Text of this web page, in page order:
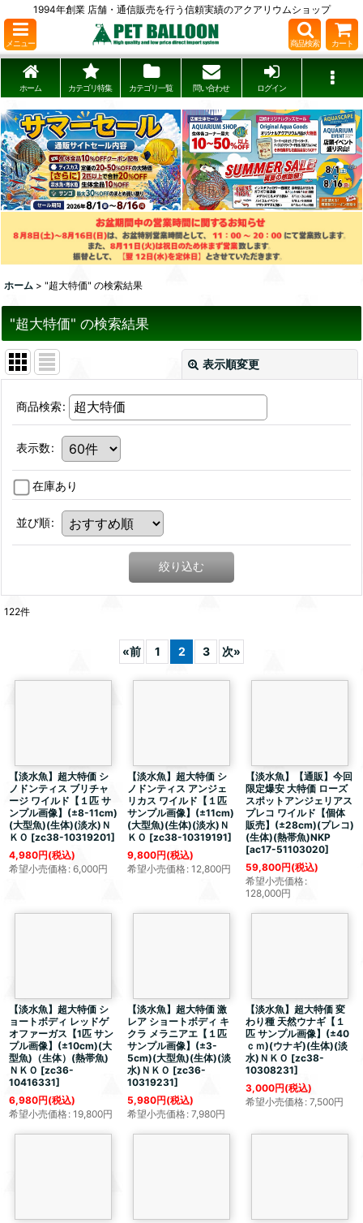
1994年創業 店舗・通信販売を行う信頼実績のアクアリウムショップ
メニュー 商品検索 カート
ホーム カテゴリ特集 カテゴリ一覧 問い合わせ ログイン
ホーム > "超大特価" の検索結果
"超大特価" の検索結果
表示順変更
商品検索:
表示数:
在庫あり
並び順:
絞り込む
122件
«前 1 2 3 次»
【淡水魚】 超大特価 シ
ノドンティス ブリチャ
ージ ワイルド【１匹 サ
ンプル画像】(±8-11cm)
(大型魚)(生体)(淡水)Ｎ
ＫＯ [zc38-10319201]
4,980円(税込)
希望小売価格: 6,000円
【淡水魚】 超大特価シ
ノドンティス アンジェ
リカス ワイルド【１匹
サンプル画像】(±11cm)
(大型魚)(生体)(淡水)Ｎ
ＫＯ [zc38-10319191]
9,800円(税込)
希望小売価格: 12,800円
【淡水魚】【通販】今回
限定爆安 大特価 ローズ
スポットアンジェリアス
プレコ ワイルド【個体
販売】(±28cm)(プレコ)
(生体)(熱帯魚)NKP
[ac17-51103020]
59,800円(税込)
希望小売価格:
128,000円
【淡水魚】 超大特価 シ
ョートボディ レッドゲ
オファーガス【1匹 サン
プル画像】(±10cm)(大
型魚)（生体）(熱帯魚)
ＮＫＯ [zc36-
10416331]
6,980円(税込)
希望小売価格: 19,800円
【淡水魚】 超大特価激
レア ショートボディ キ
クラ メラニアエ【１匹
サンプル画像】(±3-
5cm)(大型魚)(生体)(淡
水)ＮＫＯ [zc36-
10319231]
5,980円(税込)
希望小売価格: 7,980円
【淡水魚】 超大特価変
わり種 天然ウナギ【１
匹 サンプル画像】(±40
ｃｍ)(ウナギ)(生体)(淡
水)ＮＫＯ [zc38-
10308231]
3,000円(税込)
希望小売価格: 7,500円